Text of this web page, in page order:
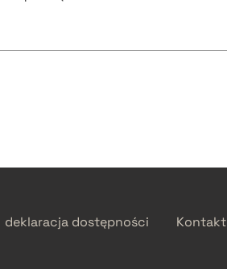
deklaracja dostępności Kontakt